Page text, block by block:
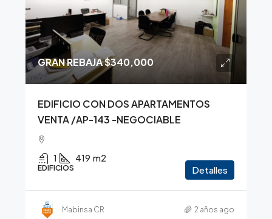
GRAN REBAJA$340,000
EDIFICIO CON DOS APARTAMENTOS
VENTA /AP-143 -NEGOCIABLE
1 419 m2
EDIFICIOS Detalles
Mabinsa CR 2 años ago